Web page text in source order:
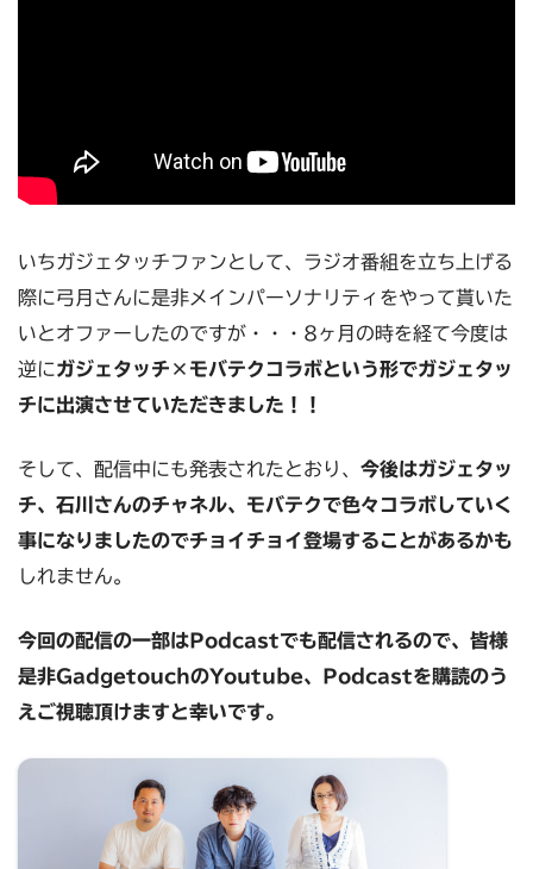
いちガジェタッチファンとして、ラジオ番組を立ち上げる
際に弓月さんに是非メインパーソナリティをやって貰いた
いとオファーしたのですが・・・8ヶ月の時を経て今度は
逆にガジェタッチ×モバテクコラボという形でガジェタッ
チに出演させていただきました！！
そして、配信中にも発表されたとおり、 今後はガジェタッ
チ、石川さんのチャネル、モバテクで色々コラボしていく
事になりましたのでチョイチョイ登場することがあるかも
しれません。
今回の配信の一部はPodcastでも配信されるので、皆様
是非GadgetouchのYoutube、Podcastを購読のう
えご視聴頂けますと幸いです。